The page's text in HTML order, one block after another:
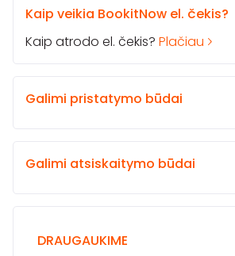
Kaip veikia BookitNow el. čekis?
Kaip atrodo el. čekis? Plačiau
Galimi pristatymo būdai
Galimi atsiskaitymo būdai
DRAUGAUKIME